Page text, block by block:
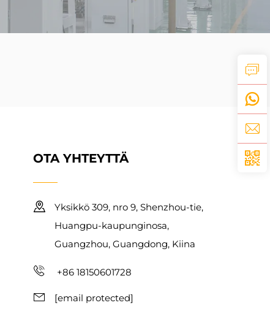
OTA YHTEYTTÄ
Yksikkö 309, nro 9, Shenzhou-tie,
Huangpu-kaupunginosa,
Guangzhou, Guangdong, Kiina
+86 18150601728
[email protected]